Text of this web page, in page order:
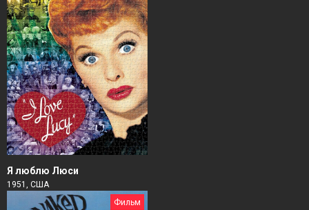
Я люблю Люси
1951, США
Фильм